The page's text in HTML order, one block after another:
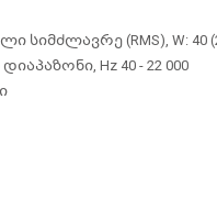
სიმძლავრე (RMS), W: 40
Hz 40 - 22 000